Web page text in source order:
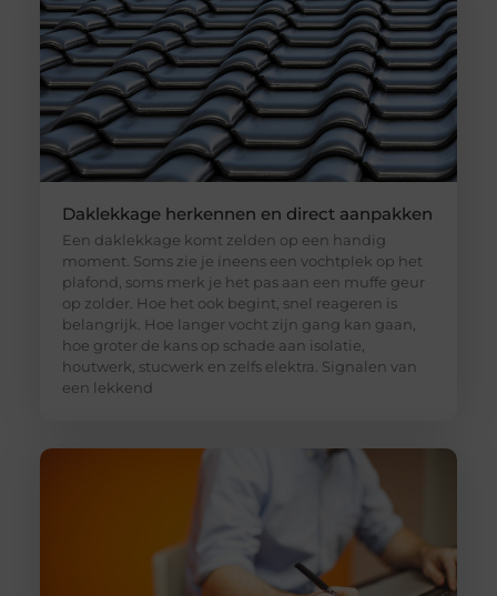
Daklekkage herkennen en direct aanpakken
Een daklekkage komt zelden op een handig
moment. Soms zie je ineens een vochtplek op het
plafond, soms merk je het pas aan een muffe geur
op zolder. Hoe het ook begint, snel reageren is
belangrijk. Hoe langer vocht zijn gang kan gaan,
hoe groter de kans op schade aan isolatie,
houtwerk, stucwerk en zelfs elektra. Signalen van
een lekkend